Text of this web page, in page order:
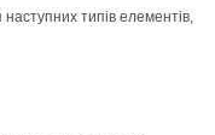
типів елементів,